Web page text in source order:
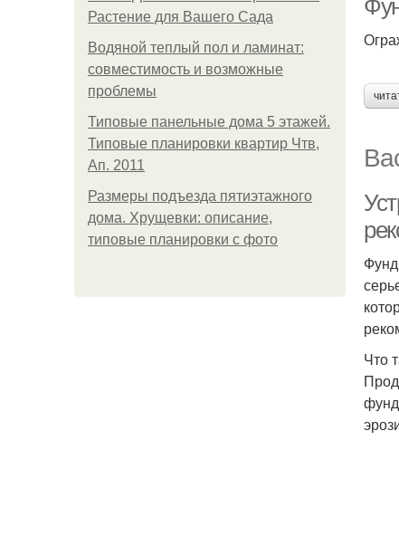
Растение для Вашего Сада
Водяной теплый пол и ламинат:
совместимость и возможные
проблемы
Типовые панельные дома 5 этажей.
Типовые планировки квартир Чтв,
Ап. 2011
Размеры подъезда пятиэтажного
дома. Хрущевки: описание,
типовые планировки с фото
Что